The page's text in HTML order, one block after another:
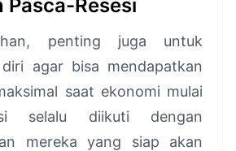
Pasca-Resesi
penting juga untuk
diri agar bisa mendapatkan
saat ekonomi mulai
selalu diikuti dengan
mereka yang siap akan